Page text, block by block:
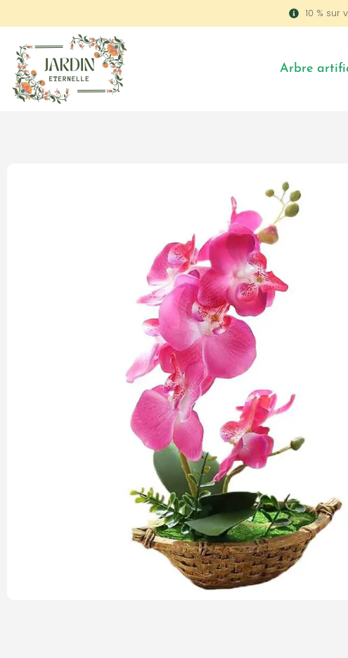
10 % sur
Arbre